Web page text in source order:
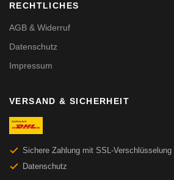
RECHTLICHES
AGB & Widerruf
Datenschutz
Impressum
VERSAND & SICHERHEIT
Sichere Zahlung mit SSL-Verschlüsselung
Datenschutz